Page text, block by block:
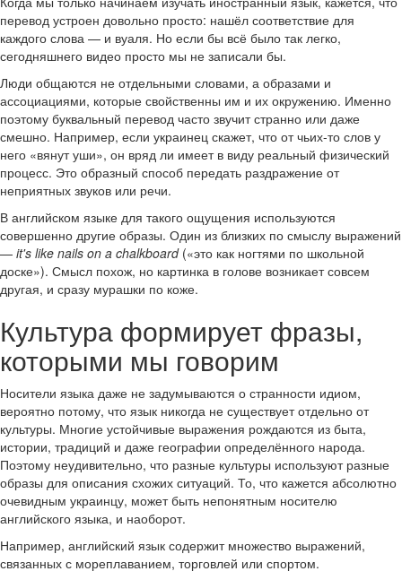
перевод устроен довольно просто: нашёл соответствие для
каждого слова — и вуаля. Но если бы всё было так легко,
сегодняшнего видео просто мы не записали бы.
Люди общаются не отдельными словами, а образами и
ассоциациями, которые свойственны им и их окружению. Именно
поэтому буквальный перевод часто звучит странно или даже
смешно. Например, если украинец скажет, что от чьих-то слов у
него «вянут уши», он вряд ли имеет в виду реальный физический
процесс. Это образный способ передать раздражение от
неприятных звуков или речи.
В английском языке для такого ощущения используются
совершенно другие образы. Один из близких по смыслу выражений
— it's like nails on a chalkboard(«это как ногтями по школьной
доске»). Смысл похож, но картинка в голове возникает совсем
другая, и сразу мурашки по коже.
Культура формирует фразы,
которыми мы говорим
Носители языка даже не задумываются о странности идиом,
вероятно потому, что язык никогда не существует отдельно от
культуры. Многие устойчивые выражения рождаются из быта,
истории, традиций и даже географии определённого народа.
Поэтому неудивительно, что разные культуры используют разные
образы для описания схожих ситуаций. То, что кажется абсолютно
очевидным украинцу, может быть непонятным носителю
английского языка, и наоборот.
Например, английский язык содержит множество выражений,
связанных с мореплаванием, торговлей или спортом.